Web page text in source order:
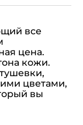
все
цена.
кожи.
цветами,
вы